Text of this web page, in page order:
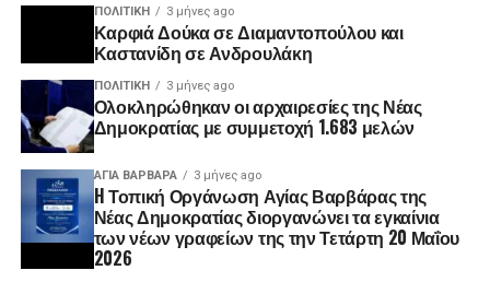
ΠΟΛΙΤΙΚΉ 3 μήνες ago
Καρφιά Δούκα σε Διαμαντοπούλου και
Καστανίδη σε Ανδρουλάκη
ΠΟΛΙΤΙΚΉ 3 μήνες ago
Ολοκληρώθηκαν οι αρχαιρεσίες της Νέας
Δημοκρατίας με συμμετοχή 1.683 μελών
ΑΓΙΑ ΒΑΡΒΑΡΑ 3 μήνες ago
H Τοπική Οργάνωση Αγίας Βαρβάρας της
Νέας Δημοκρατίας διοργανώνει τα εγκαίνια
των νέων γραφείων της την Τετάρτη 20 Μαΐου
2026